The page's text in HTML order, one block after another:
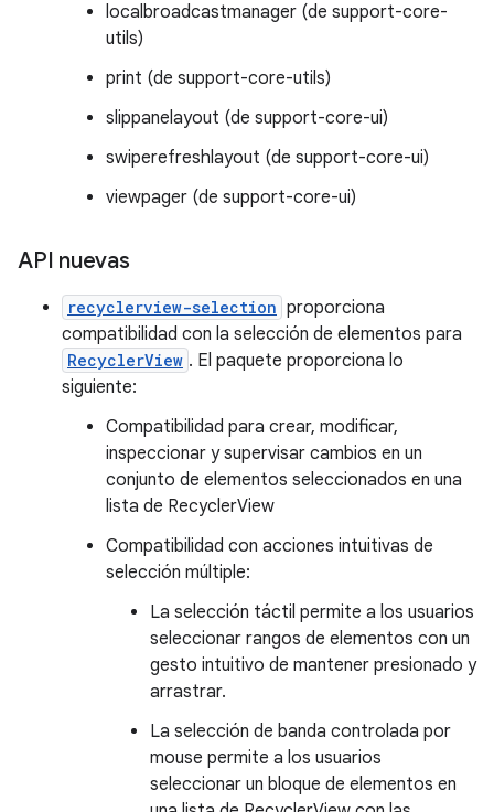
localbroadcastmanager (de support-core-
utils)
print (de support-core-utils)
slippanelayout (de support-core-ui)
swiperefreshlayout (de support-core-ui)
viewpager (de support-core-ui)
API nuevas
recyclerview-selection proporciona
compatibilidad con la selección de elementos para
RecyclerView . El paquete proporciona lo
siguiente:
Compatibilidad para crear, modificar,
inspeccionar y supervisar cambios en un
conjunto de elementos seleccionados en una
lista de RecyclerView
Compatibilidad con acciones intuitivas de
selección múltiple:
La selección táctil permite a los usuarios
seleccionar rangos de elementos con un
gesto intuitivo de mantener presionado y
arrastrar.
La selección de banda controlada por
mouse permite a los usuarios
seleccionar un bloque de elementos en